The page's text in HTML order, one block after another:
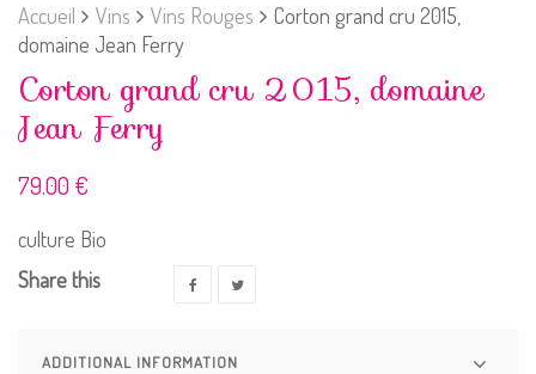
Accueil Vins Vins Rouges
Corton grand cru 2015,
domaine Jean Ferry
Corton grand cru 2015, domaine
Jean Ferry
79.00 €
culture Bio
Share this
ADDITIONAL INFORMATION